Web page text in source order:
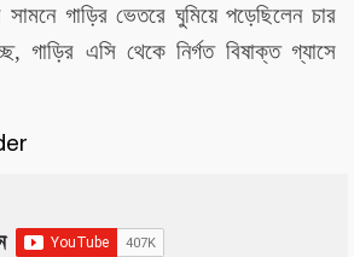
গাড়ির ভেতরে ঘুমিয়ে পড়েছিলেন চার
গাড়ির এসি থেকে নির্গত বিষাক্ত গ্যাসে